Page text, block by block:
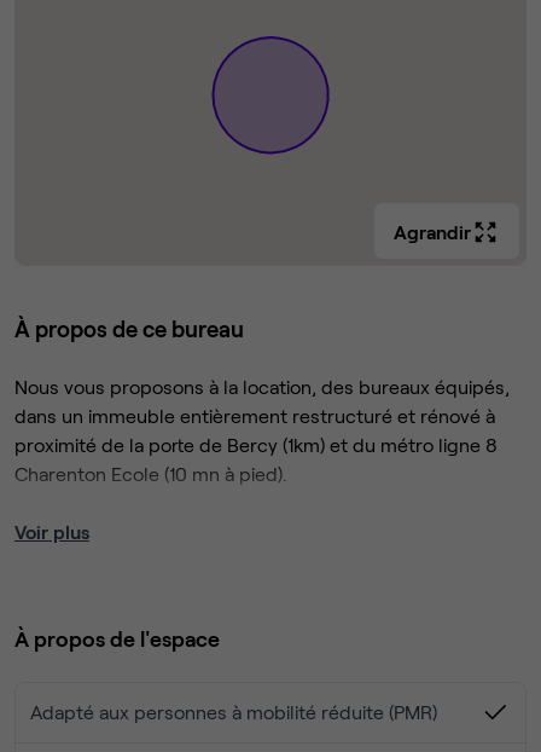
Agrandir
À propos de ce bureau
Nous vous proposons à la location, des bureaux équipés,
dans un immeuble entièrement restructuré et rénové à
proximité de la porte de Bercy (1km) et du métro ligne 8
Charenton Ecole (10 mn à pied).
Nota bene: étant donné la largeur de 180 cm de 4
Prestations incluses dans le loyer:
Wifi - RJ45
Voir plus
À propos de l'espace
Adapté aux personnes à mobilité réduite (PMR)